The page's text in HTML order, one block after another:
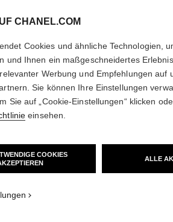
CHANEL.COM
Cookies und ähnliche Technologien,
und Ihnen ein maßgeschneidertes
Werbung und Empfehlungen auf
Sie können Ihre Einstellungen
Sie auf „Cookie-Einstellungen“ klicken
einsehen.
COOKIES
ALLE